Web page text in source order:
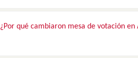
¿Por qué cambiaron mesa de votación en